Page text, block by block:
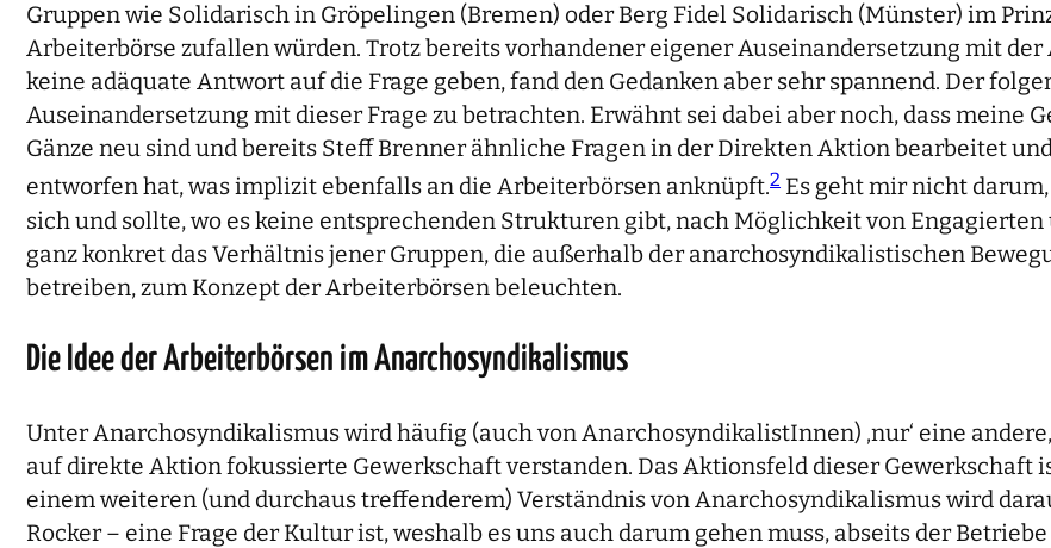
Gruppen wie Solidarisch in Gröpelingen (Bremen) oder Berg Fidel Solidarisch (Münster) im
Arbeiterbörse zufallen würden. Trotz bereits vorhandener eigener Auseinandersetzung mit
keine adäquate Antwort auf die Frage geben, fand den Gedanken aber sehr spannend. Der
Auseinandersetzung mit dieser Frage zu betrachten. Erwähnt sei dabei aber noch, dass meine
Gänze neu sind und bereits Steff Brenner ähnliche Fragen in der Direkten Aktion bearbeitet
entworfen hat, was implizit ebenfalls an die Arbeiterbörsen anknüpft.2 Es geht mir nicht
sich und sollte, wo es keine entsprechenden Strukturen gibt, nach Möglichkeit von
ganz konkret das Verhältnis jener Gruppen, die außerhalb der anarchosyndikalistischen
betreiben, zum Konzept der Arbeiterbörsen beleuchten.
Die Idee der Arbeiterbörsen im Anarchosyndikalismus
Unter Anarchosyndikalismus wird häufig (auch von AnarchosyndikalistInnen) ‚nur‘ eine
auf direkte Aktion fokussierte Gewerkschaft verstanden. Das Aktionsfeld dieser Gewerkschaft
einem weiteren (und durchaus treffenderem) Verständnis von Anarchosyndikalismus wird
Rocker – eine Frage der Kultur ist, weshalb es uns auch darum gehen muss, abseits der